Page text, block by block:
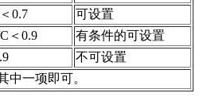
0.7
可设置
＜0.9
有条件的可设置
不可设置
中一项即可。